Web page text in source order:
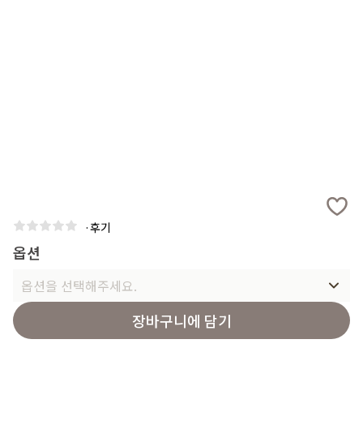
·후기
옵션
옵션을 선택해주세요.
장바구니에 담기